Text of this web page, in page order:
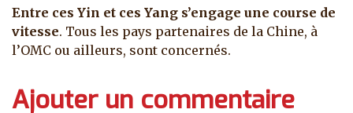
Entre ces Yin et ces Yang s’engage une course de
vitesse. Tous les pays partenaires de la Chine, à
l’OMC ou ailleurs, sont concernés.
Ajouter un commentaire